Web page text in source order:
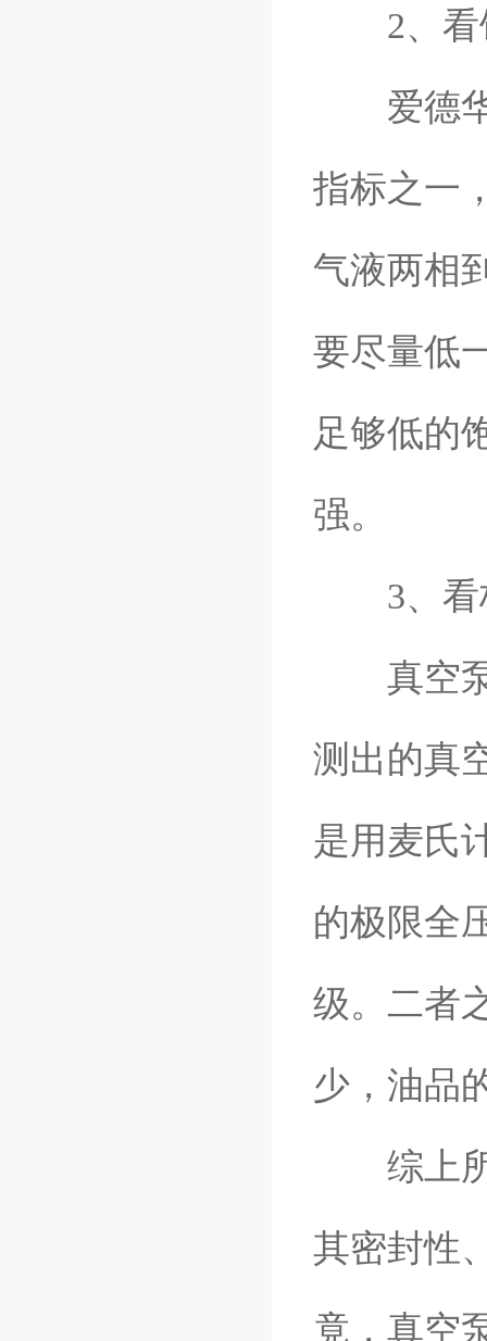
2、看
爱德华
指标之一
气液两相
要尽量低
足够低的
强。
3、看
真空泵
测出的真
是用麦氏
的极限全
级。二者
少，油品
综上所
其密封性
竟，真空